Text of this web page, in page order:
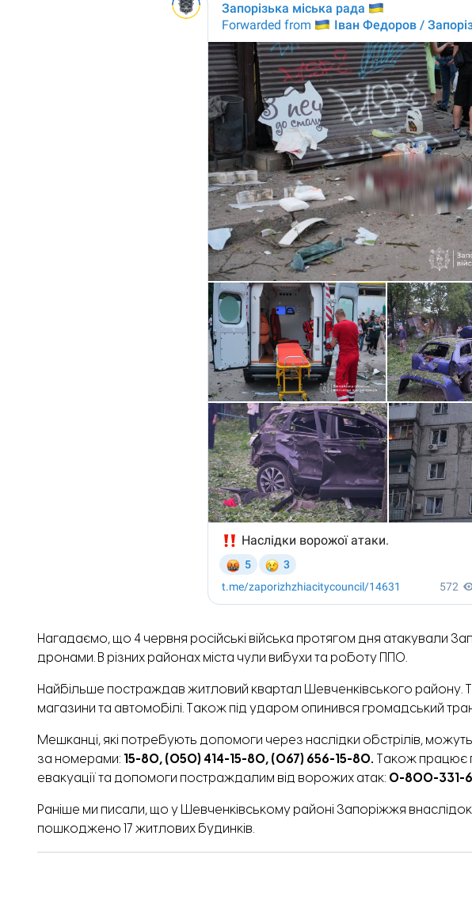
Нагадаємо, що 4 червня російські війська протягом дня атакували
дронами. В різних районах міста чули вибухи та роботу ППО.
Найбільше постраждав житловий квартал Шевченківського району.
магазини та автомобілі. Також під ударом опинився громадський
Мешканці, які потребують допомоги через наслідки обстрілів,
за номерами: 15-80, (050) 414-15-80, (067) 656-15-80.
Також працює
евакуації та допомоги постраждалим від ворожих атак: 0-800-331-
Раніше ми писали, що у Шевченківському районі Запоріжжя внаслідок
пошкоджено 17 житлових будинків.